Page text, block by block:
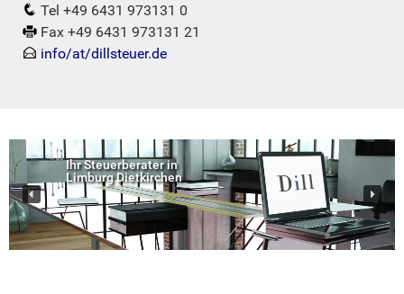
Tel +49 6431 973131 0
Fax +49 6431 973131 21
info/at/dillsteuer.de
Ihr Steuerberater in
Limburg Dietkirchen